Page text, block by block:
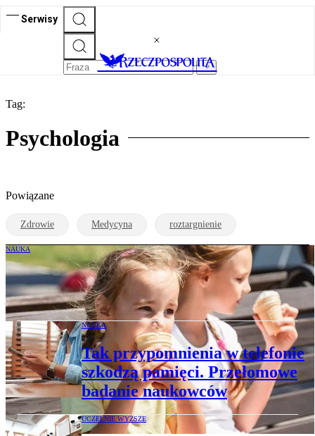
Serwisy
Tag:
Psychologia
Powiązane
Zdrowie Medycyna roztargnienie
NAUKA
Naukowcy dokonali przełomu. Wiedzą,
jak jelita tworzą nasze wspomnienia
NAUKA
Tak przypomnienia w telefonie
szkodzą pamięci. Przełomowe
badanie naukowców
UCZELNIE WYŻSZE